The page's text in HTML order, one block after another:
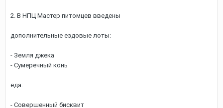
2. В НПЦ Мастер питомцев введены
дополнительные ездовые лоты:
- Земля джека
- Сумеречный конь
еда:
- Совершенный бисквит